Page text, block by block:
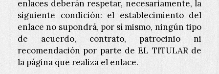
enlaces deberán respetar, necesariamente, la
siguiente condición: el establecimiento del
enlace no supondrá, por sí mismo, ningún tipo
de acuerdo, contrato, patrocinio ni
recomendación por parte de EL TITULAR de
la página que realiza el enlace.